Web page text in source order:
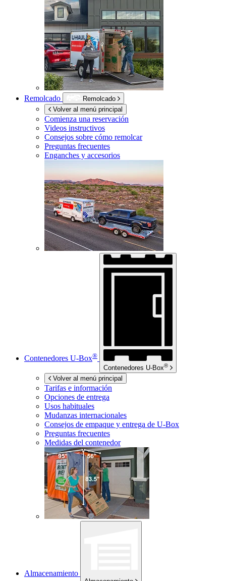
Remolcado
Remolcado
Volver al menú principal
Comienza una reservación
Videos instructivos
Consejos sobre cómo remolcar
Preguntas frecuentes
Enganches y accesorios
Contenedores U-Box®
Contenedores U-Box®
Volver al menú principal
Tarifas e información
Opciones de entrega
Usos habituales
Mudanzas internacionales
Consejos de empaque y entrega de U-Box
Preguntas frecuentes
Medidas del contenedor
Almacenamiento